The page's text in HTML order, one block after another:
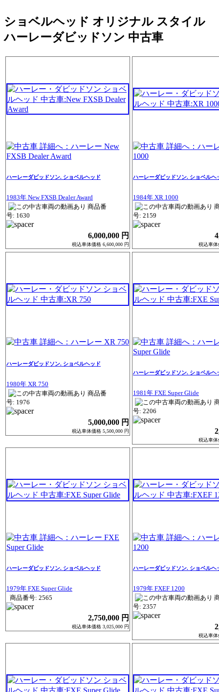
ショベルヘッド オリジナル スタイル
ハーレーダビッドソン 中古車
ハーレーダビッドソン. ショベルヘッド
1983年 New FXSB Dealer Award
商品番
号: 1630
6,000,000 円
税込車体価格 6,600,000 円
ハーレーダビッドソン. ショベルヘ
1984年 XR 1000
号: 2159
税込車体
ハーレーダビッドソン. ショベルヘッド
1980年 XR 750
商品番
号: 1976
5,000,000 円
税込車体価格 5,500,000 円
ハーレーダビッドソン. ショベルヘ
1981年 FXE Super Glide
号: 2206
税込車体
ハーレーダビッドソン. ショベルヘッド
1979年 FXE Super Glide
商品番号: 2565
2,750,000 円
税込車体価格 3,025,000 円
ハーレーダビッドソン. ショベルヘ
1979年 FXEF 1200
号: 2357
税込車体